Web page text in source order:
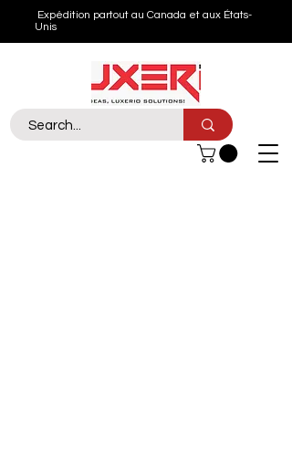
Expédition partout au Canada et aux États-
Unis